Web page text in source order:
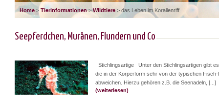
Home > Tierinformationen>Wildtiere > das Leben im Korallenriff
Seepferdchen, Muränen, Flundern und Co
Stichlingsartige Unter den Stichlingsartigen gibt
die in der Körperform sehr von der typischen
abweichen. Hierzu gehören z.B. die Seenadeln, [...]
(weiterlesen)